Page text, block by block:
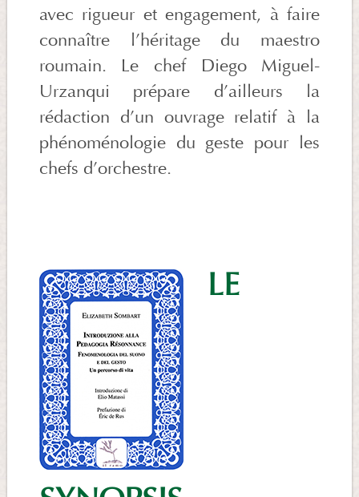
avec rigueur et engagement, à faire
connaître l’héritage du maestro
roumain. Le chef Diego Miguel-
Urzanqui prépare d’ailleurs la
rédaction d’un ouvrage relatif à la
phénoménologie du geste pour les
chefs d’orchestre.
LE